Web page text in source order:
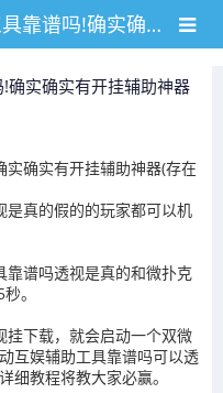
网友热议!兴动互娱辅助工具靠谱吗!确实确实有开挂辅助神器(存在有挂)-哔哩哔哩
确实确实有开挂辅助神器
确实有开挂辅助神器(存在
是真的假的的玩家都可以机
谱吗透视是真的和微扑克
。
下载，就会启动一个双微
互娱辅助工具靠谱吗可以透
细教程将教大家必赢。